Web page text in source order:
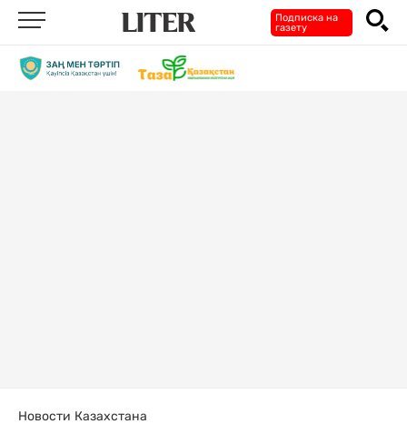
Подписка на
газету
Новости Казахстана